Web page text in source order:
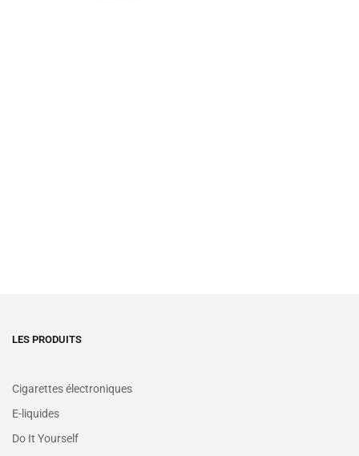
LES PRODUITS
Cigarettes électroniques
E-liquides
Do It Yourself